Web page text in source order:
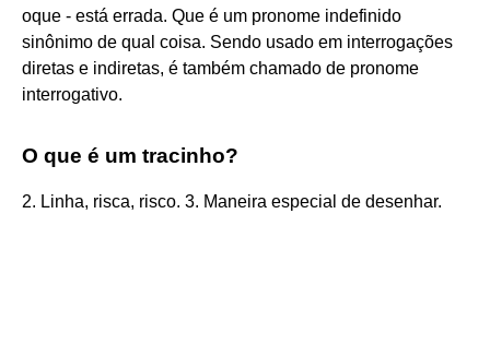
oque - está errada. Que é um pronome indefinido
sinônimo de qual coisa. Sendo usado em interrogações
diretas e indiretas, é também chamado de pronome
interrogativo.
O que é um tracinho?
2. Linha, risca, risco. 3. Maneira especial de desenhar.